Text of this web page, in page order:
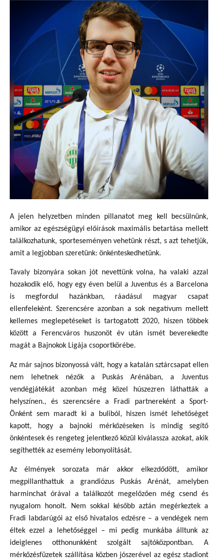
A jelen helyzetben minden pillanatot meg kell becsülnünk,
amikor az egészségügyi előírások maximális betartása mellett
találkozhatunk, sporteseményen vehetünk részt, s azt tehetjük,
amit a legjobban szeretünk: önkénteskedhetünk.
Tavaly bizonyára sokan jót nevettünk volna, ha valaki azzal
hozakodik elő, hogy egy éven belül a Juventus és a Barcelona
is megfordul hazánkban, ráadásul magyar csapat
ellenfeleként. Szerencsére azonban a sok negatívum mellett
kellemes meglepetéseket is tartogatott 2020, hiszen többek
között a Ferencváros huszonöt év után ismét beverekedte
magát a Bajnokok Ligája csoportkörébe.
Az már sajnos bizonyossá vált, hogy a katalán sztárcsapat ellen
nem lehetnek nézők a Puskás Arénában, a Juventus
vendégjátékát azonban még közel húszezren láthatták a
helyszínen., és szerencsére a Fradi partnereként a Sport-
Önként sem maradt ki a buliból, hiszen ismét lehetőséget
kapott, hogy a bajnoki mérkőzéseken is mindig segítő
önkéntesek és rengeteg jelentkező közül kiválassza azokat, akik
segíthették az esemény lebonyolítását.
Az élmények sorozata már akkor elkezdődött, amikor
megpillanthattuk a grandiózus Puskás Arénát, amelyben
harminchat órával a találkozót megelőzően még csend és
nyugalom honolt. Nem sokkal később aztán megérkeztek a
Fradi labdarúgói az első hivatalos edzésre – a vendégek nem
éltek ezzel a lehetőséggel – mi pedig munkába álltunk az
ideiglenes otthonunkként szolgált sajtóközpontban. A
mérkőzésfüzetek szállítása közben jószerével az egész stadiont